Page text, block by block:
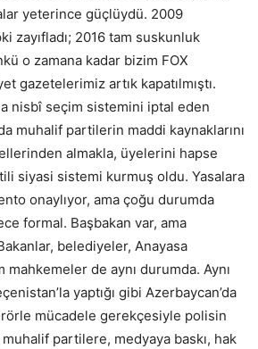
yeterince güçlüydü. 2009
zayıfladı; 2016 tam suskunluk
o zamana kadar bizim FOX
gazetelerimiz artık kapatılmıştı.
nisbî seçim sistemini iptal eden
muhalif partilerin maddi kaynaklarını
almakla, üyelerini hapse
siyasi sistemi kurmuş oldu. Yasalara
onaylıyor, ama çoğu durumda
formal. Başbakan var, ama
belediyeler, Anayasa
de aynı durumda. Aynı
yaptığı gibi Azerbaycan’da
mücadele gerekçesiyle polisin
partilere, medyaya baskı, hak